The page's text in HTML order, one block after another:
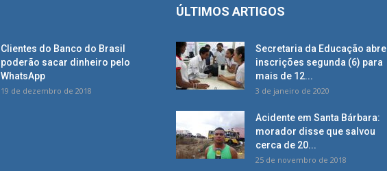
Clientes do Banco do Brasil
poderão sacar dinheiro pelo
WhatsApp
19 de dezembro de 2018
ÚLTIMOS ARTIGOS
Secretaria da Educação abre
inscrições segunda (6) para
mais de 12...
3 de janeiro de 2020
Acidente em Santa Bárbara:
morador disse que salvou
cerca de 20...
25 de novembro de 2018